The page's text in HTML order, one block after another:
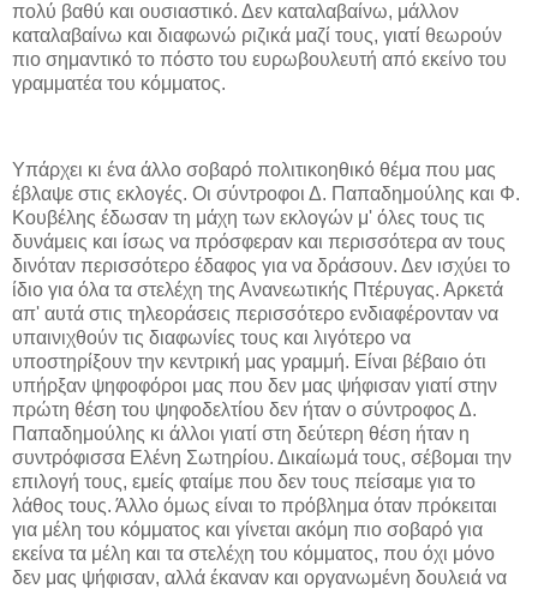
πολύ βαθύ και ουσιαστικό. Δεν καταλαβαίνω, μάλλον
καταλαβαίνω και διαφωνώ ριζικά μαζί τους, γιατί θεωρούν
πιο σημαντικό το πόστο του ευρωβουλευτή από εκείνο του
γραμματέα του κόμματος.
Υπάρχει κι ένα άλλο σοβαρό πολιτικοηθικό θέμα που μας
έβλαψε στις εκλογές. Οι σύντροφοι Δ. Παπαδημούλης και Φ.
Κουβέλης έδωσαν τη μάχη των εκλογών μ' όλες τους τις
δυνάμεις και ίσως να πρόσφεραν και περισσότερα αν τους
δινόταν περισσότερο έδαφος για να δράσουν. Δεν ισχύει το
ίδιο για όλα τα στελέχη της Ανανεωτικής Πτέρυγας. Αρκετά
απ' αυτά στις τηλεοράσεις περισσότερο ενδιαφέρονταν να
υπαινιχθούν τις διαφωνίες τους και λιγότερο να
υποστηρίξουν την κεντρική μας γραμμή. Είναι βέβαιο ότι
υπήρξαν ψηφοφόροι μας που δεν μας ψήφισαν γιατί στην
πρώτη θέση του ψηφοδελτίου δεν ήταν ο σύντροφος Δ.
Παπαδημούλης κι άλλοι γιατί στη δεύτερη θέση ήταν η
συντρόφισσα Ελένη Σωτηρίου. Δικαίωμά τους, σέβομαι την
επιλογή τους, εμείς φταίμε που δεν τους πείσαμε για το
λάθος τους. Άλλο όμως είναι το πρόβλημα όταν πρόκειται
για μέλη του κόμματος και γίνεται ακόμη πιο σοβαρό για
εκείνα τα μέλη και τα στελέχη του κόμματος, που όχι μόνο
δεν μας ψήφισαν, αλλά έκαναν και οργανωμένη δουλειά να